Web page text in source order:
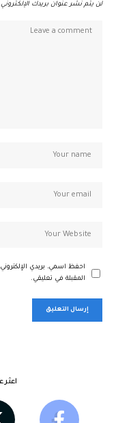
لن يتم نشر عنوان بريدك الإلكتروني.
احفظ اسمي، بريدي
المقبلة في تعليقي.
اعثر